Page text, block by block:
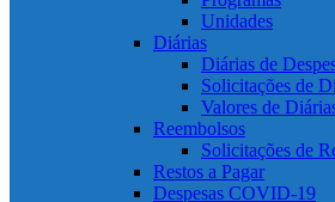
Unidades
Diárias
Diárias de
Solicitações de
Valores de
Reembolsos
Solicitações de
Restos a Pagar
Despesas COVID-19